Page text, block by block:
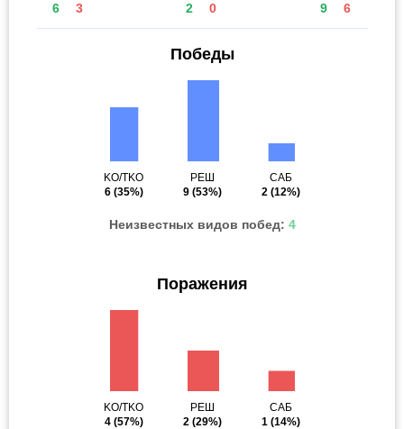
6 3 2 0 9 6
Победы
KO/TKO
6(35%)
РЕШ
9 (53%)
САБ
2 (12%)
Неизвестных видов побед: 4
Поражения
KO/TKO
4(57%)
РЕШ
2 (29%)
САБ
1 (14%)